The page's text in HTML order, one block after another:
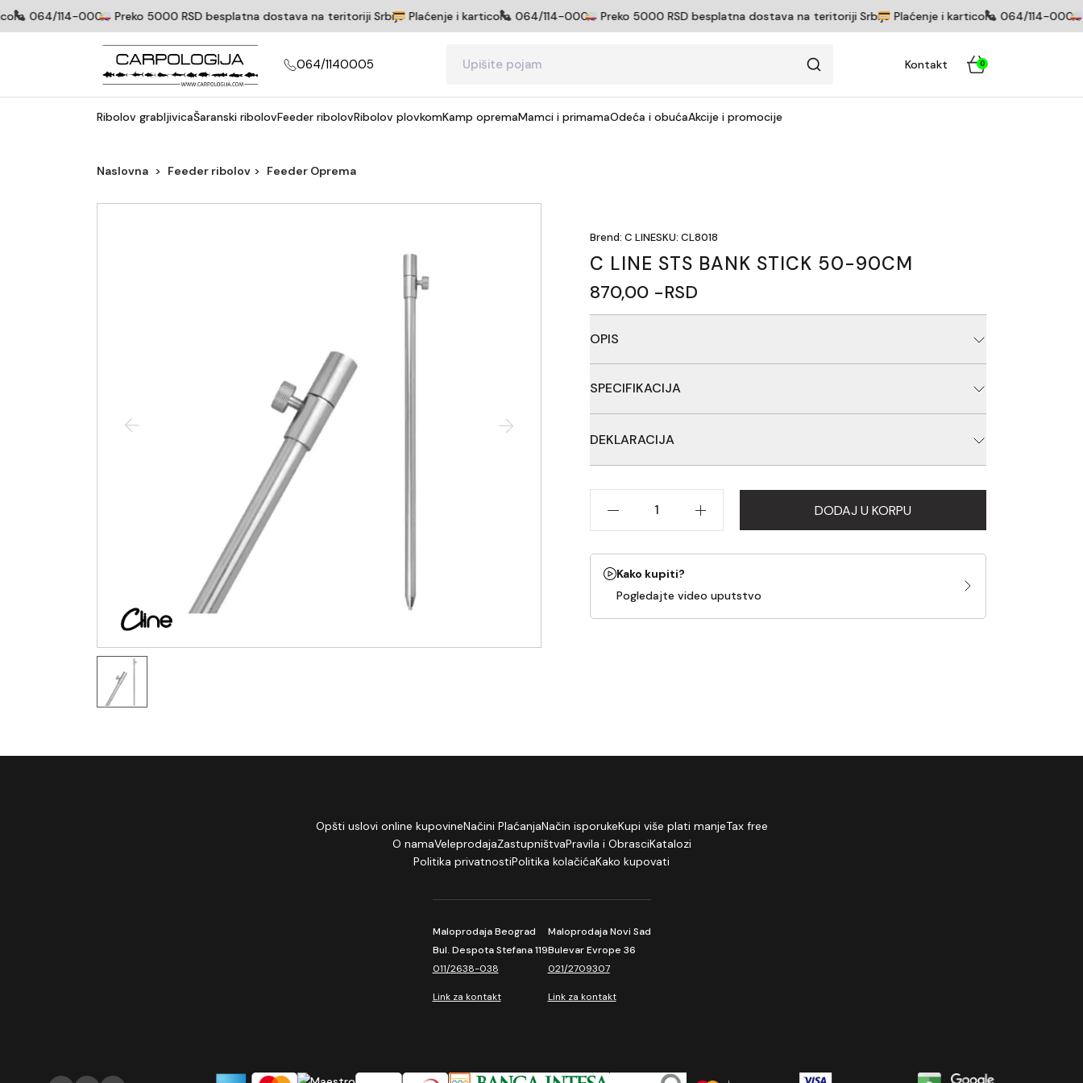
064/114-0005Preko 5000 RSD besplatna dostava na teritoriji SrbijePlaćenje i karticom064/114-0005Preko 5000 RSD besplatna dostava na teritoriji SrbijePlaćenje i karticom064/114-0005
064/1140005 Kontakt 0
Ribolov grabljivicaŠaranski ribolovFeeder ribolovRibolov plovkomKamp opremaMamci i primamaOdeća i obućaAkcije i promocije
Naslovna Feeder ribolov Feeder Oprema
Brend: C LINESKU: CL8018
C LINE STS BANK STICK 50-90CM
870,00 -RSD
OPIS
SPECIFIKACIJA
Duzine 50/90cm
DEKLARACIJA
Carpologija d.o.o., Zemlja porekla: Narodna Republika Kina
DODAJ U KORPU
Kako kupiti?
Pogledajte video uputstvo
Opšti uslovi online kupovineNačini PlaćanjaNačin isporukeKupi više plati manjeTax free
O namaVeleprodajaZastupništvaPravila i ObrasciKatalozi
Politika privatnostiPolitika kolačićaKako kupovati
Maloprodaja Beograd
Bul. Despota Stefana 119
011/2638-038
Link za kontakt
Maloprodaja Novi Sad
Bulevar Evrope 36
021/2709307
Link za kontakt